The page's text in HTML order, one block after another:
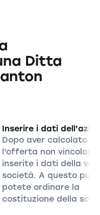
Ditta
Inserire i dati
Dopo aver calcolato
l'offerta non
inserite i dati della
società. A questo
potete ordinare la
costituzione della